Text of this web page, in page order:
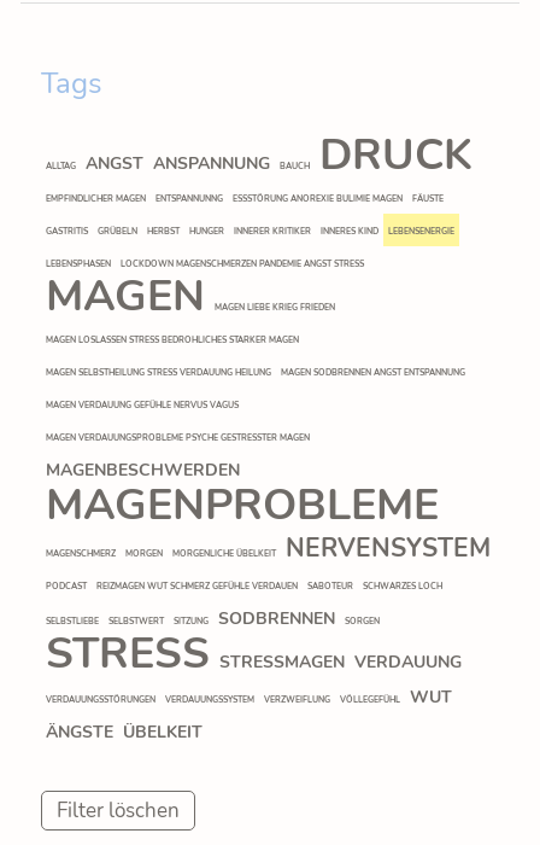
Tags
ALLTAG ANGST ANSPANNUNG BAUCH DRUCK
EMPFINDLICHER MAGEN ENTSPANNUNNG ESSSTÖRUNG ANOREXIE BULIMIE MAGEN FÄUSTE
GASTRITIS GRÜBELN HERBST HUNGER INNERER KRITIKER INNERES KIND LEBENSENERGIE
LEBENSPHASEN LOCKDOWN MAGENSCHMERZEN PANDEMIE ANGST STRESS
MAGEN MAGEN LIEBE KRIEG FRIEDEN
MAGEN LOSLASSEN STRESS BEDROHLICHES STARKER MAGEN
MAGEN SELBSTHEILUNG STRESS VERDAUUNG HEILUNG MAGEN SODBRENNEN ANGST ENTSPANNUNG
MAGEN VERDAUUNG GEFÜHLE NERVUS VAGUS
MAGEN VERDAUUNGSPROBLEME PSYCHE GESTRESSTER MAGEN
MAGENBESCHWERDEN
MAGENPROBLEME
MAGENSCHMERZ MORGEN MORGENLICHE ÜBELKEIT NERVENSYSTEM
PODCAST REIZMAGEN WUT SCHMERZ GEFÜHLE VERDAUEN SABOTEUR SCHWARZES LOCH
SELBSTLIEBE SELBSTWERT SITZUNG SODBRENNEN SORGEN
STRESS STRESSMAGEN VERDAUUNG
VERDAUUNGSSTÖRUNGEN VERDAUUNGSSYSTEM VERZWEIFLUNG VÖLLEGEFÜHL
WUT
ÄNGSTE ÜBELKEIT
Filter löschen